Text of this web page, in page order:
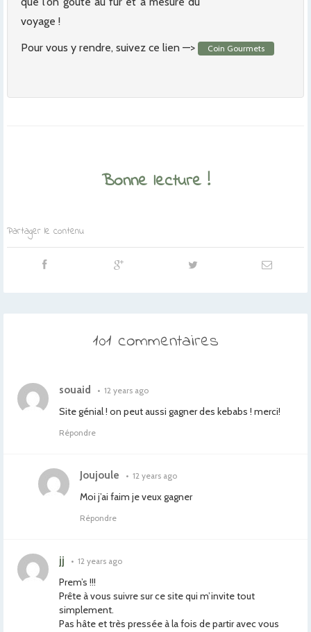
voyage !
Pour vous y rendre, suivez ce lien —>
Coin Gourmets
Bonne lecture !
Partager le contenu
101 commentaires
souaid • 12 years ago
Site génial ! on peut aussi gagner des kebabs ! merci!
Répondre
Joujoule • 12 years ago
Moi j’ai faim je veux gagner
Répondre
jj • 12 years ago
Prem’s !!!
Prête à vous suivre sur ce site qui m’invite tout
simplement.
Pas hâte et très pressée à la fois de partir avec vous